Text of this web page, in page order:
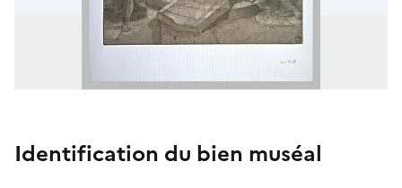
Identification du bien muséal